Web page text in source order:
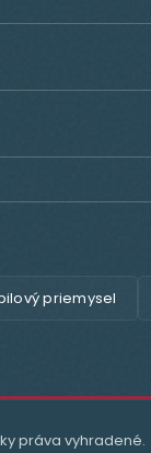
priemysel
práva vyhradené.